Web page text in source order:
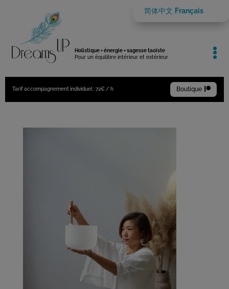
Holistique + énergie + sagesse taoïste
Pour un équilibre intérieur et extérieur

Tarif accompagnement individuel : 72€ / h Boutique 
简体中文 Français